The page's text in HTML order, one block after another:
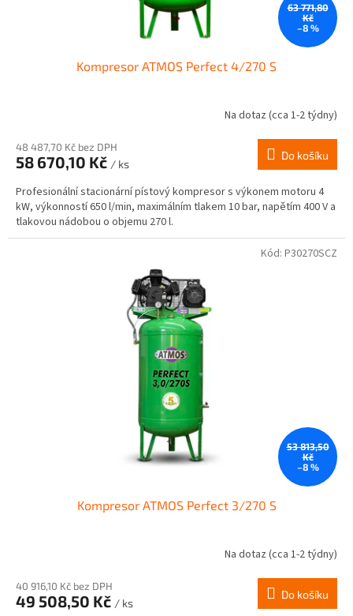
63 771,80
Kč
–8 %
Kompresor ATMOS Perfect 4/270 S
Na dotaz (cca 1-2 týdny)
48 487,70 Kč bez DPH
58 670,10 Kč / ks
Do košíku
Profesionální stacionární pístový kompresor s výkonem motoru 4
kW, výkonností 650 l/min, maximálním tlakem 10 bar, napětím 400 V a
tlakovou nádobou o objemu 270 l.
53 813,50
Kč
–8 %
Kompresor ATMOS Perfect 3/270 S
Na dotaz (cca 1-2 týdny)
40 916,10 Kč bez DPH
49 508,50 Kč / ks
Do košíku
Kód: P30270SCZ